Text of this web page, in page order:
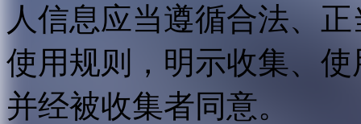
人信息应当遵循合法、
使用规则，明示收集、
并经被收集者同意。